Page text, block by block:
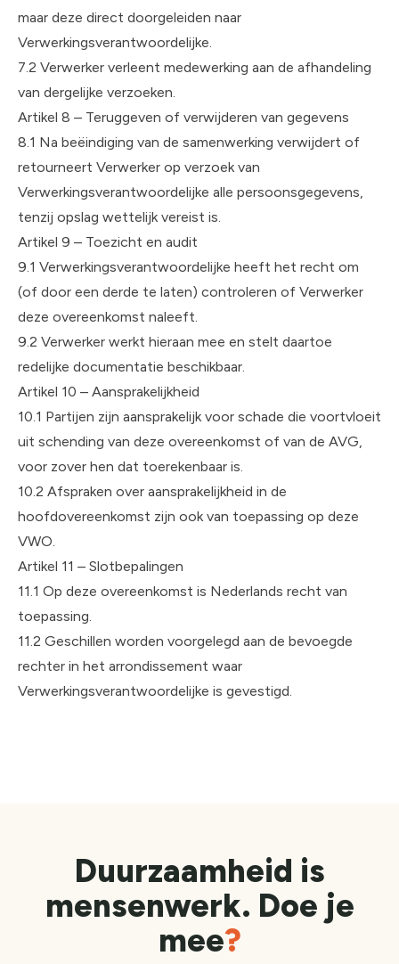
maar deze direct doorgeleiden naar
Verwerkingsverantwoordelijke.
7.2 Verwerker verleent medewerking aan de afhandeling
van dergelijke verzoeken.
Artikel 8 – Teruggeven of verwijderen van gegevens
8.1 Na beëindiging van de samenwerking verwijdert of
retourneert Verwerker op verzoek van
Verwerkingsverantwoordelijke alle persoonsgegevens,
tenzij opslag wettelijk vereist is.
Artikel 9 – Toezicht en audit
9.1 Verwerkingsverantwoordelijke heeft het recht om
(of door een derde te laten) controleren of Verwerker
deze overeenkomst naleeft.
9.2 Verwerker werkt hieraan mee en stelt daartoe
redelijke documentatie beschikbaar.
Artikel 10 – Aansprakelijkheid
10.1 Partijen zijn aansprakelijk voor schade die voortvloeit
uit schending van deze overeenkomst of van de AVG,
voor zover hen dat toerekenbaar is.
10.2 Afspraken over aansprakelijkheid in de
hoofdovereenkomst zijn ook van toepassing op deze
VWO.
Artikel 11 – Slotbepalingen
11.1 Op deze overeenkomst is Nederlands recht van
toepassing.
11.2 Geschillen worden voorgelegd aan de bevoegde
rechter in het arrondissement waar
Verwerkingsverantwoordelijke is gevestigd.
Duurzaamheid is
mensenwerk. Doe je
mee?